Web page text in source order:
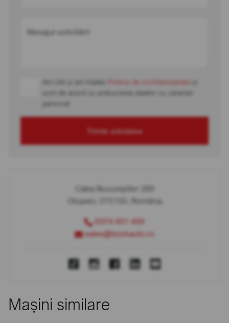
Mesajul solicitării
Am citit și am înțeles Politica de confidențialitate
sunt de acord cu prelucrarea datelor cu caracter
personal
Trimite solicitarea
Calea Bucureștilor 289
Otopeni, 075100, România
0374 451 400
sales@bcchauto.ro
Mașini similare